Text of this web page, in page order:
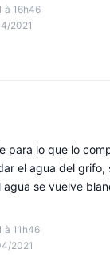
à 16h46
2021
à 11h46
2021
para lo que lo
el agua del grifo,
agua se vuelve